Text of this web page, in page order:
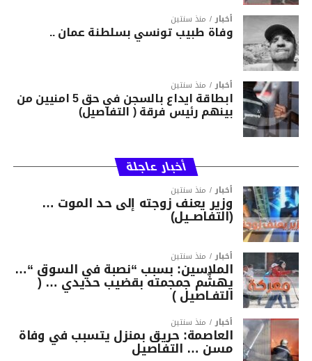
أخبار منذ سنتين
وفاة طبيب تونسي بسلطنة عمان ..
أخبار منذ سنتين
ابطاقة ايداع بالسجن في حق 5 امنيين من
بينهم رئيس فرقة ( التفاصيل)
أخبار عاجلة
أخبار منذ سنتين
وزير يعنف زوجته إلى حد الموت …
(التفاصــيل)
أخبار منذ سنتين
الملاسين: بسبب “نصبة في السوق “…
يهشّم جمجمته بقضيب حديدي … (
التفـاصيل )
أخبار منذ سنتين
العاصمة: حريق بمنزل يتسبب في وفاة
مسن … التفاصيل